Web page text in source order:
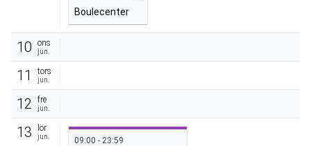
Boulecenter
10 ons
jun.
11 tors
jun.
12 fre
jun.
13 lör
jun. 09:00 - 23:59